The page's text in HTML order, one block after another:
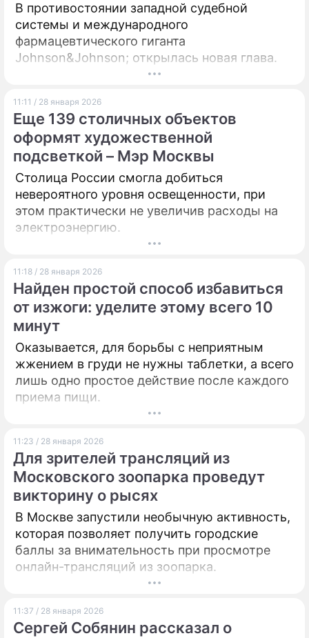
В противостоянии западной судебной
системы и международного
фармацевтического гиганта
Johnson&Johnson; открылась новая глава.
11:11 / 28 января 2026
Еще 139 столичных объектов
оформят художественной
подсветкой – Мэр Москвы
Столица России смогла добиться
невероятного уровня освещенности, при
этом практически не увеличив расходы на
электроэнергию.
11:18 / 28 января 2026
Найден простой способ избавиться
от изжоги: уделите этому всего 10
минут
Оказывается, для борьбы с неприятным
жжением в груди не нужны таблетки, а всего
лишь одно простое действие после каждого
приема пищи.
11:23 / 28 января 2026
Для зрителей трансляций из
Московского зоопарка проведут
викторину о рысях
В Москве запустили необычную активность,
которая позволяет получить городские
баллы за внимательность при просмотре
онлайн-трансляций из зоопарка.
11:37 / 28 января 2026
Сергей Собянин рассказал о